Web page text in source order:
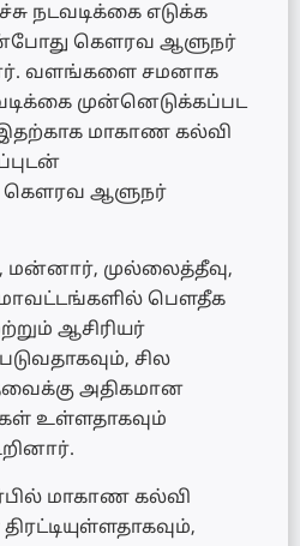
நடவடிக்கை எடுக்க
கௌரவ ஆளுநர்
வளங்களை சமனாக
முன்னெடுக்கப்பட
மாகாண கல்வி
கௌரவ ஆளுநர்
மன்னார், முல்லைத்தீவு,
மாவட்டங்களில் பௌதீக
ஆசிரியர்
சில
அதிகமான
உள்ளதாகவும்
மாகாண கல்வி